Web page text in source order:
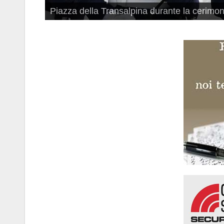
Piazza della Transalpina durante la